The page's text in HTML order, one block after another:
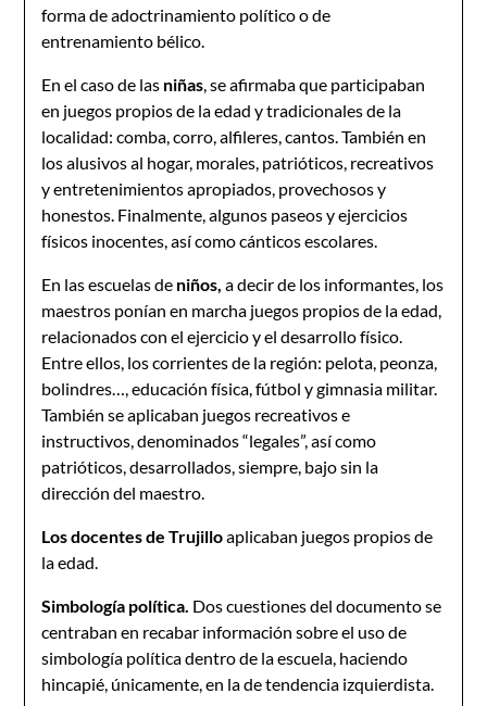
forma de adoctrinamiento político o de
entrenamiento bélico.
En el caso de las niñas, se afirmaba que participaban
en juegos propios de la edad y tradicionales de la
localidad: comba, corro, alfileres, cantos. También en
los alusivos al hogar, morales, patrióticos, recreativos
y entretenimientos apropiados, provechosos y
honestos. Finalmente, algunos paseos y ejercicios
físicos inocentes, así como cánticos escolares.
En las escuelas de niños, a decir de los informantes, los
maestros ponían en marcha juegos propios de la edad,
relacionados con el ejercicio y el desarrollo físico.
Entre ellos, los corrientes de la región: pelota, peonza,
bolindres…, educación física, fútbol y gimnasia militar.
También se aplicaban juegos recreativos e
instructivos, denominados “legales”, así como
patrióticos, desarrollados, siempre, bajo sin la
dirección del maestro.
Los docentes de Trujilloaplicaban juegos propios de
la edad.
Simbología política. Dos cuestiones del documento se
centraban en recabar información sobre el uso de
simbología política dentro de la escuela, haciendo
hincapié, únicamente, en la de tendencia izquierdista.